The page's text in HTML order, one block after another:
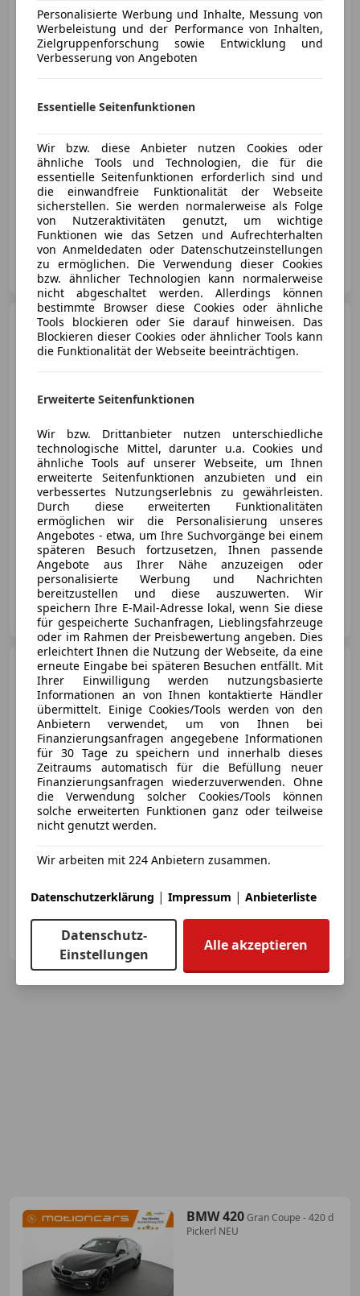
Advantage Aut. *7-Sitzer, LED,
AMBI*
09/2022 61 000 km Diesel
85 kW (116 PS)
Sorgfältig geprüfter Gebrauchtwagen aus 1. Hand!
your-Car.at
AT-4060 Leonding
BMW X2sDrive18i
€ 21 990,-
Reduziert 08/2018 91 000 km
Benzin
103 kW (140 PS)
Höglinger Denzel GmbH
AT-4020 Linz
BMW X1X1 xDrive23d Aut.
€ 6 790
12/2010 244 000 km Diesel
150 kW (204 PS)
Car Trade Center e. U.
AT-4690 Oberndorf bei Schwanenstadt
BMW 420Gran Coupe - 420 d
Pickerl NEU
Personalisierte Werbung und Inhalte, Messung von
Werbeleistung und der Performance von Inhalten,
Zielgruppenforschung sowie Entwicklung und
Verbesserung von Angeboten
Essentielle Seitenfunktionen
Wir bzw. diese Anbieter nutzen Cookies oder
ähnliche Tools und Technologien, die für die
essentielle Seitenfunktionen erforderlich sind und
die einwandfreie Funktionalität der Webseite
sicherstellen. Sie werden normalerweise als Folge
von Nutzeraktivitäten genutzt, um wichtige
Funktionen wie das Setzen und Aufrechterhalten
von Anmeldedaten oder Datenschutzeinstellungen
zu ermöglichen. Die Verwendung dieser Cookies
bzw. ähnlicher Technologien kann normalerweise
nicht abgeschaltet werden. Allerdings können
bestimmte Browser diese Cookies oder ähnliche
Tools blockieren oder Sie darauf hinweisen. Das
Blockieren dieser Cookies oder ähnlicher Tools kann
die Funktionalität der Webseite beeinträchtigen.
Erweiterte Seitenfunktionen
Wir bzw. Drittanbieter nutzen unterschiedliche
technologische Mittel, darunter u.a. Cookies und
ähnliche Tools auf unserer Webseite, um Ihnen
erweiterte Seitenfunktionen anzubieten und ein
verbessertes Nutzungserlebnis zu gewährleisten.
Durch diese erweiterten Funktionalitäten
ermöglichen wir die Personalisierung unseres
Angebotes - etwa, um Ihre Suchvorgänge bei einem
späteren Besuch fortzusetzen, Ihnen passende
Angebote aus Ihrer Nähe anzuzeigen oder
personalisierte Werbung und Nachrichten
bereitzustellen und diese auszuwerten. Wir
speichern Ihre E-Mail-Adresse lokal, wenn Sie diese
für gespeicherte Suchanfragen, Lieblingsfahrzeuge
oder im Rahmen der Preisbewertung angeben. Dies
erleichtert Ihnen die Nutzung der Webseite, da eine
erneute Eingabe bei späteren Besuchen entfällt. Mit
Ihrer Einwilligung werden nutzungsbasierte
Informationen an von Ihnen kontaktierte Händler
übermittelt. Einige Cookies/Tools werden von den
Anbietern verwendet, um von Ihnen bei
Finanzierungsanfragen angegebene Informationen
für 30 Tage zu speichern und innerhalb dieses
Zeitraums automatisch für die Befüllung neuer
Finanzierungsanfragen wiederzuverwenden. Ohne
die Verwendung solcher Cookies/Tools können
solche erweiterten Funktionen ganz oder teilweise
nicht genutzt werden.
Wir arbeiten mit 224 Anbietern zusammen.
Datenschutzerklärung | Impressum | Anbieterliste
Datenschutz-
Einstellungen
Alle akzeptieren